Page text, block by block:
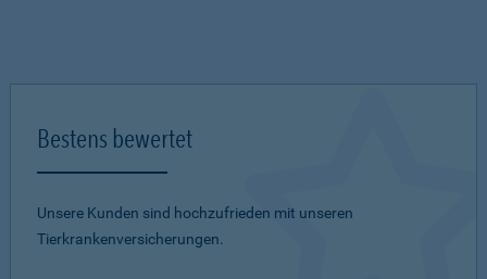
Bestens bewertet
Unsere Kunden sind hochzufrieden mit unseren
Tierkrankenversicherungen.